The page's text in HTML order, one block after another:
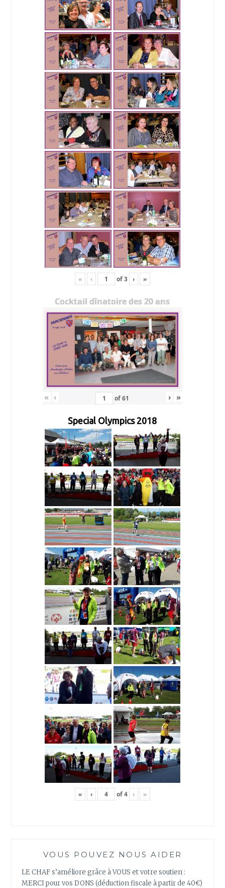
« ‹ of3 › »
Cocktail dînatoire des 20 ans
« ‹ of61 › »
Special Olympics 2018
« ‹ of4 › »
VOUS POUVEZ NOUS AIDER
LE CHAF s’améliore grâce à VOUS et votre soutien :
MERCI pour vos DONS (déduction fiscale à partir de 40€)